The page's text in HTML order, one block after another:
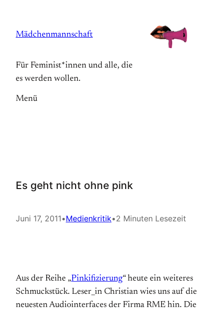
springen
Mädchenmannschaft
Für Feminist*innen und alle, die
es werden wollen.
Menü
Es geht nicht ohne pink
Juni 17, 2011•Medienkritik•2 Minuten Lesezeit
Aus der Reihe „Pinkifizierung“ heute ein weiteres
Schmuckstück. Leser_in Christian wies uns auf die
neuesten Audiointerfaces der Firma RME hin. Die